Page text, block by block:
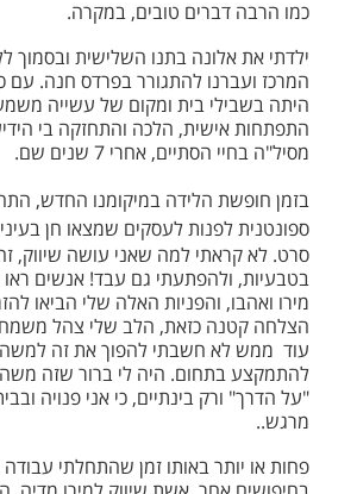
כמו הרבה דברים טובים, במקרה.
ילדתי את אלונה בתנו השלישית ובסמוך
המרכז ועברנו להתגורר בפרדס חנה. עם
היתה בשבילי בית ומקום של עשייה
התפתחות אישית, הלכה והתחזקה בי
מסיל"ה בחיי הסתיים, אחרי 7 שנים שם.
בזמן חופשת הלידה במיקומנו החדש,
ספונטנית לפנות לעסקים שמצאו חן
סרט. לא קראתי למה שאני עושה שיווק,
בטבעיות, ולהפתעתי גם עבד! אנשים
מירו ואהבו, והפניות האלה שלי הביאו
הצלחה קטנה כזאת, הלב שלי צהל
עוד ממש לא חשבתי להפוך את זה
להתמקצע בתחום. היה לי ברור שזה
"על הדרך" ורק בינתיים, כי אני פנויה
מרגש..
פחות או יותר באותו זמן שהתחלתי